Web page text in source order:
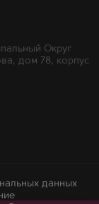
Округ
дом 78, корпус
данных